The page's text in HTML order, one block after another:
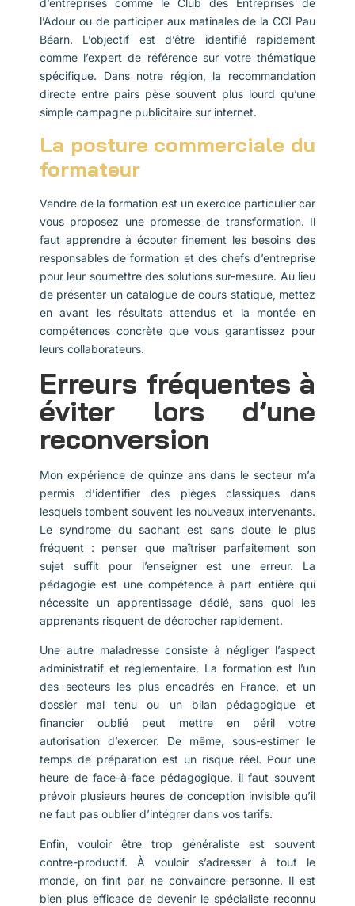
d’entreprises comme le Club des Entreprises de
l’Adour ou de participer aux matinales de la CCI Pau
Béarn. L’objectif est d’être identifié rapidement
comme l’expert de référence sur votre thématique
spécifique. Dans notre région, la recommandation
directe entre pairs pèse souvent plus lourd qu’une
simple campagne publicitaire sur internet.
La posture commerciale du
formateur
Vendre de la formation est un exercice particulier car
vous proposez une promesse de transformation. Il
faut apprendre à écouter finement les besoins des
responsables de formation et des chefs d’entreprise
pour leur soumettre des solutions sur-mesure. Au lieu
de présenter un catalogue de cours statique, mettez
en avant les résultats attendus et la montée en
compétences concrète que vous garantissez pour
leurs collaborateurs.
Erreurs fréquentes à
éviter lors d’une
reconversion
Mon expérience de quinze ans dans le secteur m’a
permis d’identifier des pièges classiques dans
lesquels tombent souvent les nouveaux intervenants.
Le syndrome du sachant est sans doute le plus
fréquent : penser que maîtriser parfaitement son
sujet suffit pour l’enseigner est une erreur. La
pédagogie est une compétence à part entière qui
nécessite un apprentissage dédié, sans quoi les
apprenants risquent de décrocher rapidement.
Une autre maladresse consiste à négliger l’aspect
administratif et réglementaire. La formation est l’un
des secteurs les plus encadrés en France, et un
dossier mal tenu ou un bilan pédagogique et
financier oublié peut mettre en péril votre
autorisation d’exercer. De même, sous-estimer le
temps de préparation est un risque réel. Pour une
heure de face-à-face pédagogique, il faut souvent
prévoir plusieurs heures de conception invisible qu’il
ne faut pas oublier d’intégrer dans vos tarifs.
Enfin, vouloir être trop généraliste est souvent
contre-productif. À vouloir s’adresser à tout le
monde, on finit par ne convaincre personne. Il est
bien plus efficace de devenir le spécialiste reconnu